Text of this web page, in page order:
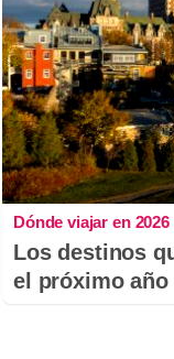
Dónde viajar en 2026
Los destinos
el próximo año